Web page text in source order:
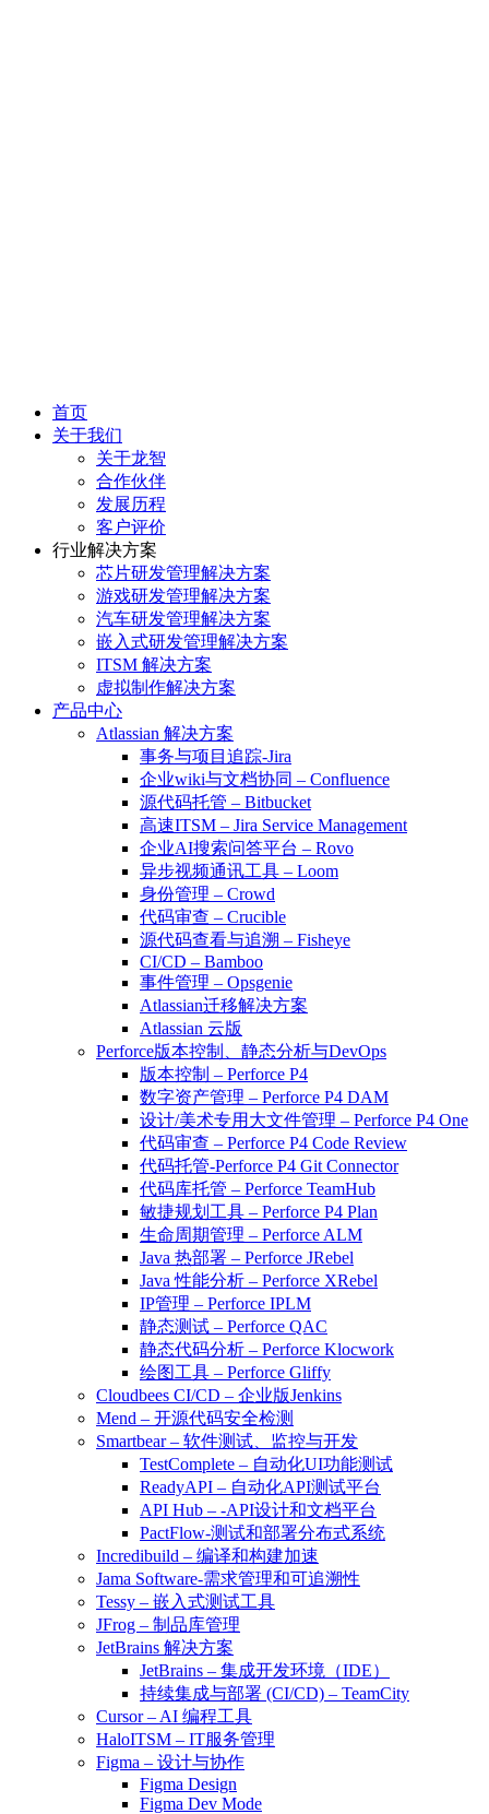
首页
关于我们
关于龙智
合作伙伴
发展历程
客户评价
行业解决方案
芯片研发管理解决方案
游戏研发管理解决方案
汽车研发管理解决方案
嵌入式研发管理解决方案
ITSM 解决方案
虚拟制作解决方案
产品中心
Atlassian 解决方案
事务与项目追踪-Jira
企业wiki与文档协同 – Confluence
源代码托管 – Bitbucket
高速ITSM – Jira Service Management
企业AI搜索问答平台 – Rovo
异步视频通讯工具 – Loom
身份管理 – Crowd
代码审查 – Crucible
源代码查看与追溯 – Fisheye
CI/CD – Bamboo
事件管理 – Opsgenie
Atlassian迁移解决方案
Atlassian 云版
Perforce版本控制、静态分析与DevOps
版本控制 – Perforce P4
数字资产管理 – Perforce P4 DAM
设计/美术专用大文件管理 – Perforce P4 One
代码审查 – Perforce P4 Code Review
代码托管-Perforce P4 Git Connector
代码库托管 – Perforce TeamHub
敏捷规划工具 – Perforce P4 Plan
生命周期管理 – Perforce ALM
Java 热部署 – Perforce JRebel
Java 性能分析 – Perforce XRebel
IP管理 – Perforce IPLM
静态测试 – Perforce QAC
静态代码分析 – Perforce Klocwork
绘图工具 – Perforce Gliffy
Cloudbees CI/CD – 企业版Jenkins
Mend – 开源代码安全检测
Smartbear – 软件测试、监控与开发
TestComplete – 自动化UI功能测试
ReadyAPI – 自动化API测试平台
API Hub – -API设计和文档平台
PactFlow-测试和部署分布式系统
Incredibuild – 编译和构建加速
Jama Software-需求管理和可追溯性
Tessy – 嵌入式测试工具
JFrog – 制品库管理
JetBrains 解决方案
JetBrains – 集成开发环境（IDE）
持续集成与部署 (CI/CD) – TeamCity
Cursor – AI 编程工具
HaloITSM – IT服务管理
Figma – 设计与协作
Figma Design
Figma Dev Mode